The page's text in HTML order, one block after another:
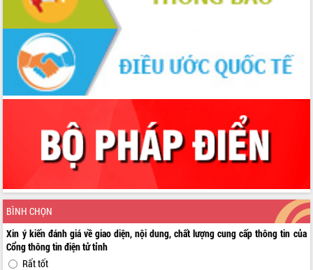
BÌNH CHỌN
Xin ý kiến đánh giá về giao diện, nội dung, chất lượng cung cấp thông tin của
Cổng thông tin điện tử tỉnh
Rất tốt